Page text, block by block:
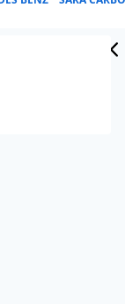
Llasera